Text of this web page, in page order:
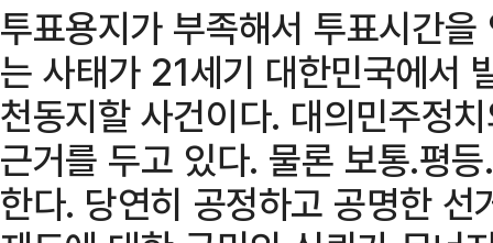
투표용지가 부족해서 투표시간
는 사태가 21세기 대한민국에서
천동지할 사건이다. 대의민주정
근거를 두고 있다. 물론 보통․평
한다. 당연히 공정하고 공명한